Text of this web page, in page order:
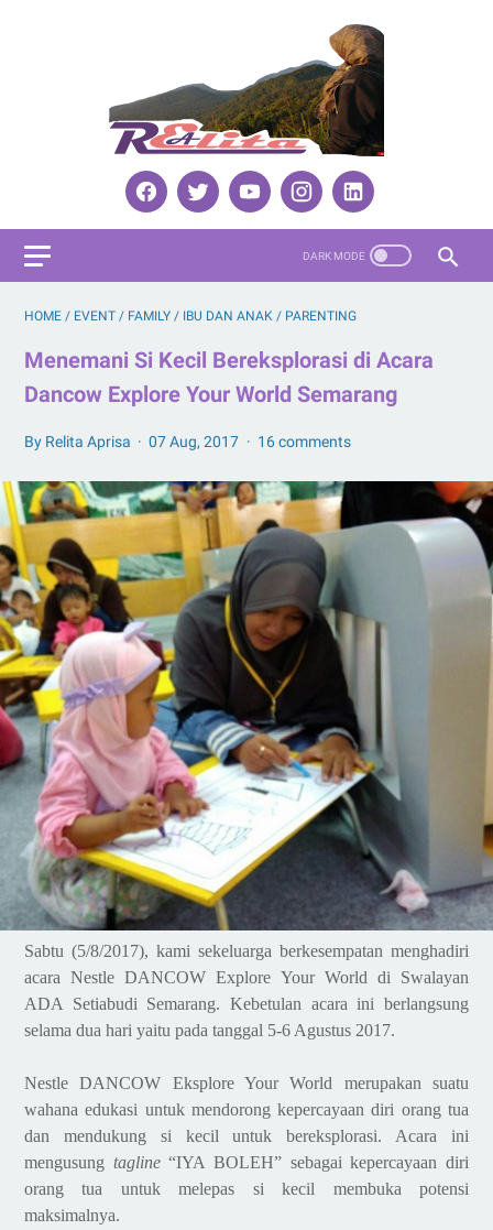
HOME / EVENT / FAMILY / IBU DAN ANAK / PARENTING
Menemani Si Kecil Bereksplorasi di Acara
Dancow Explore Your World Semarang
By Relita Aprisa 07 Aug, 2017 16 comments
Sabtu (5/8/2017), kami sekeluarga berkesempatan menghadiri
acara Nestle DANCOW Explore Your World di Swalayan
ADA Setiabudi Semarang. Kebetulan acara ini berlangsung
selama dua hari yaitu pada tanggal 5-6 Agustus 2017.
Nestle DANCOW Eksplore Your World
merupakan suatu
wahana edukasi untuk mendorong kepercayaan diri orang tua
dan mendukung si kecil untuk bereksplorasi. Acara ini
mengusung tagline“IYA BOLEH” sebagai kepercayaan diri
orang tua untuk melepas si kecil membuka potensi
maksimalnya.